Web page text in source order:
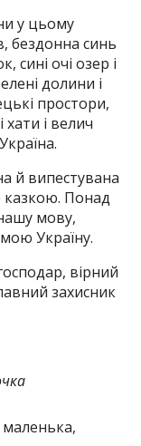
у цьому
бездонна синь
сині очі озер і
долини і
простори,
хати і велич
й випестувана
казкою. Понад
мову,
Україну.
вірний
захисник
маленька,